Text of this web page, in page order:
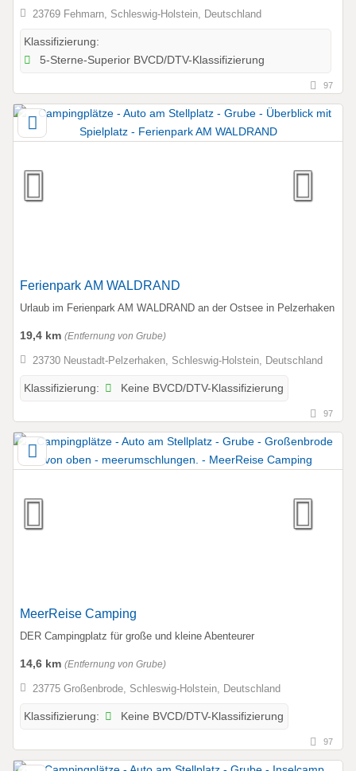
23769 Fehmarn, Schleswig-Holstein, Deutschland
Klassifizierung:
5-Sterne-Superior BVCD/DTV-Klassifizierung
97
Ferienpark AM WALDRAND
Urlaub im Ferienpark AM WALDRAND an der Ostsee in Pelzerhaken
19,4 km (Entfernung von Grube)
23730 Neustadt-Pelzerhaken, Schleswig-Holstein, Deutschland
Klassifizierung: Keine BVCD/DTV-Klassifizierung
97
MeerReise Camping
DER Campingplatz für große und kleine Abenteurer
14,6 km (Entfernung von Grube)
23775 Großenbrode, Schleswig-Holstein, Deutschland
Klassifizierung: Keine BVCD/DTV-Klassifizierung
97